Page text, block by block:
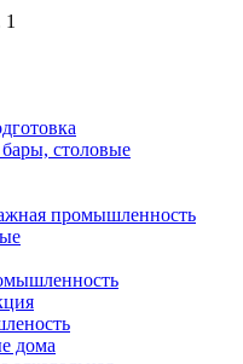
столовые
промышленность
дома